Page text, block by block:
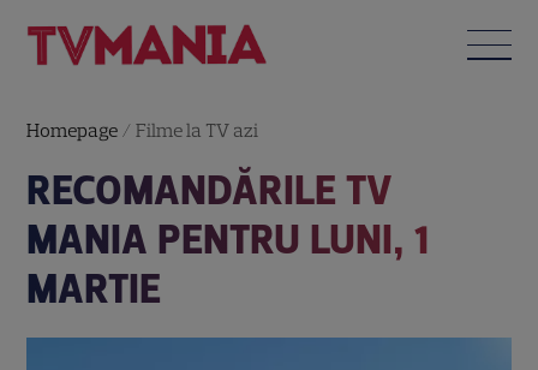
Homepage /Filme la TV azi
RECOMANDĂRILE TV
MANIA PENTRU LUNI, 1
MARTIE